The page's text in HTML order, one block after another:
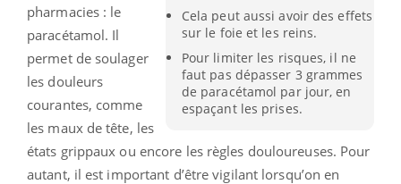
Cela peut aussi avoir des effets
sur le foie et les reins.
Pour limiter les risques, il ne
faut pas dépasser 3 grammes
de paracétamol par jour, en
espaçant les prises.
pharmacies : le
paracétamol. Il
permet de soulager
les douleurs
courantes, comme
les maux de tête, les
états grippaux ou encore les règles douloureuses. Pour
autant, il est important d’être vigilant lorsqu’on en